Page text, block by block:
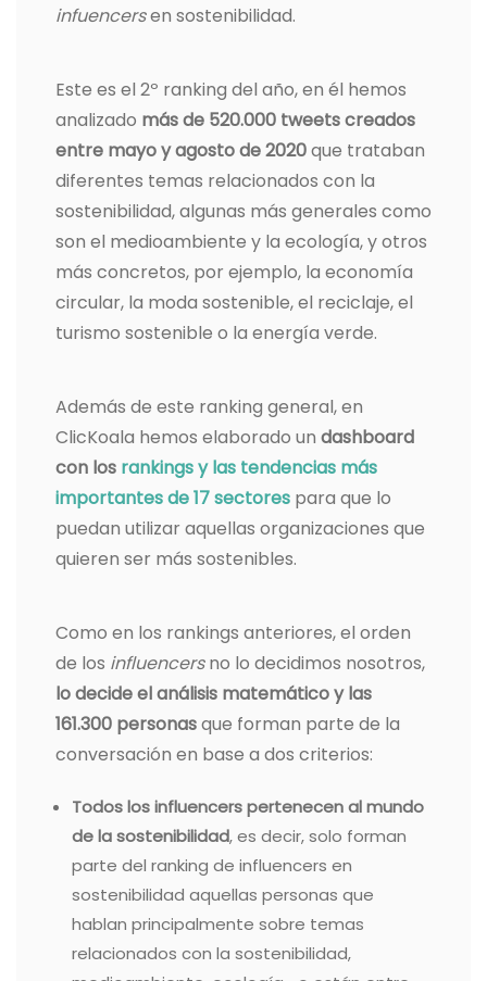
infuencersen sostenibilidad.
Este es el 2º ranking del año, en él hemos
analizado más de 520.000 tweets creados
entre mayo y agosto de 2020que trataban
diferentes temas relacionados con la
sostenibilidad, algunas más generales como
son el medioambiente y la ecología, y otros
más concretos, por ejemplo, la economía
circular, la moda sostenible, el reciclaje, el
turismo sostenible o la energía verde.
Además de este ranking general, en
ClicKoala hemos elaborado un dashboard
con los rankings y las tendencias más
importantes de 17 sectores para que lo
puedan utilizar aquellas organizaciones que
quieren ser más sostenibles.
Como en los rankings anteriores, el orden
de los influencersno lo decidimos nosotros,
lo decide el análisis matemático y las
161.300 personasque forman parte de la
conversación en base a dos criterios:
Todos los influencers pertenecen al mundo
de la sostenibilidad, es decir, solo forman
parte del ranking de influencers en
sostenibilidad aquellas personas que
hablan principalmente sobre temas
relacionados con la sostenibilidad,